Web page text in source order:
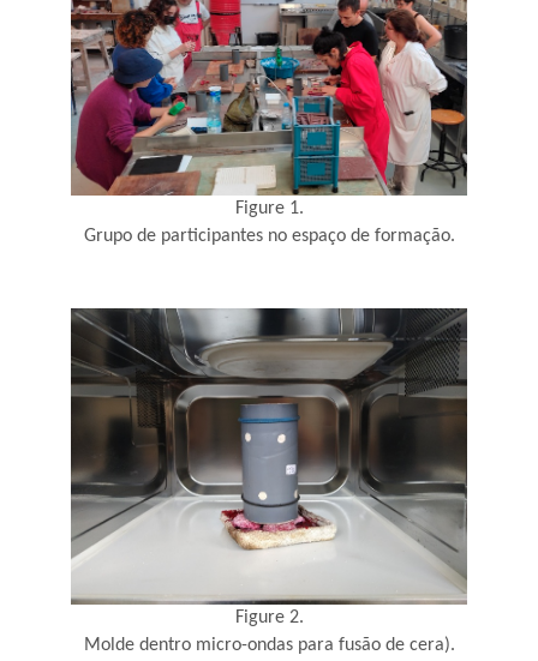
Figure 1.
Grupo de participantes no espaço de formação.
Figure 2.
Molde dentro micro-ondas para fusão de cera).